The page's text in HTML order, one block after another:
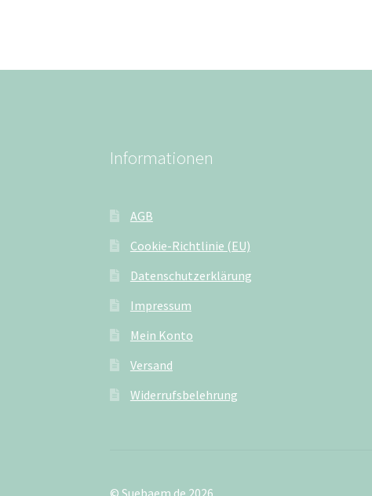
Informationen
AGB
Cookie-Richtlinie (EU)
Datenschutzerklärung
Impressum
Mein Konto
Versand
Widerrufsbelehrung